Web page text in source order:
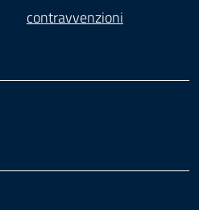
contravvenzioni